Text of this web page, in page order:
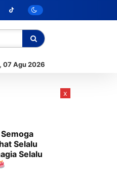
07 Agu 2026
Selalu
Selalu
x